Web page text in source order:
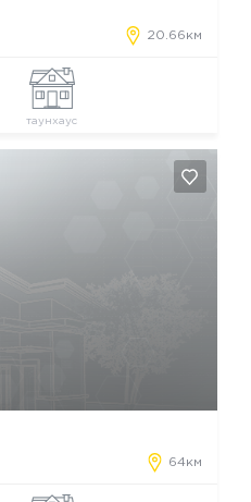
20.66км
таунхаус
64км